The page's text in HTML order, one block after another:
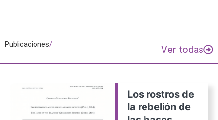
Publicaciones/ Ver todas
Los rostros de
la rebelión de